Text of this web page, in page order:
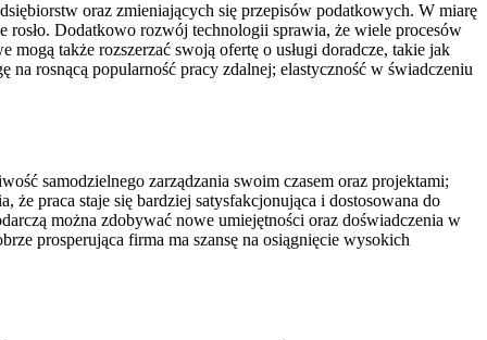
oraz zmieniających się przepisów podatkowych. W miarę
rosło. Dodatkowo rozwój technologii sprawia, że wiele procesów
także rozszerzać swoją ofertę o usługi doradcze, takie jak
rosnącą popularność pracy zdalnej; elastyczność w świadczeniu
samodzielnego zarządzania swoim czasem oraz projektami;
praca staje się bardziej satysfakcjonująca i dostosowana do
można zdobywać nowe umiejętności oraz doświadczenia w
prosperująca firma ma szansę na osiągnięcie wysokich